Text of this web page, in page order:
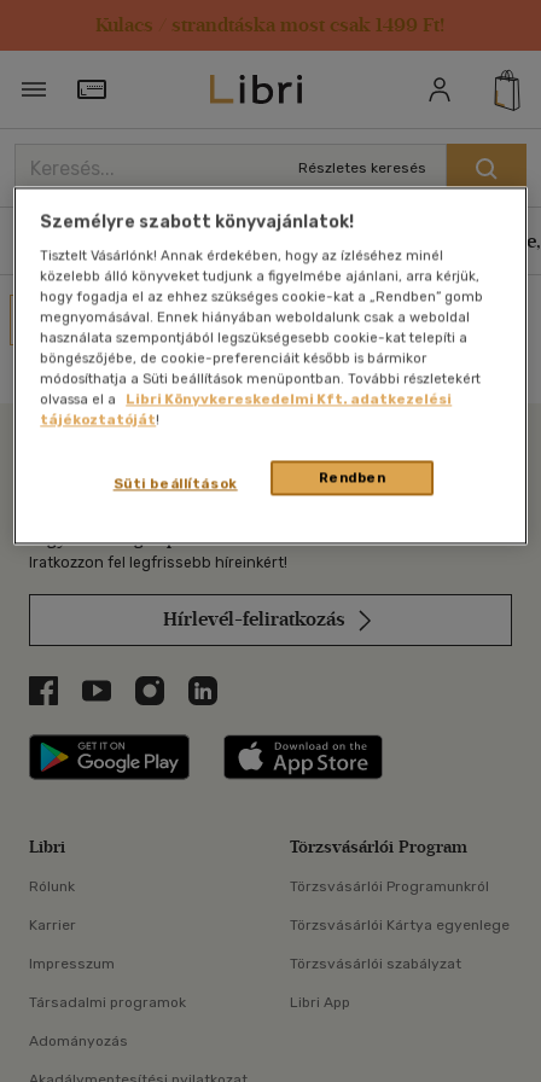
Kulacs / strandtáska most csak 1499 Ft!
Törzsvásárlói Kártya adatai
Részletes keresés
Művei
Nincs találat
Libri
Legyen mindig képben az irodalommal!
Iratkozzon fel legfrissebb híreinkért!
Hírlevél-feliratkozás
Libri a Facebookon
Libri a Youtube-on
Libri az Instagramon
Libri a LinkedInen
Libri applikáció Szerezd meg: Google
Libri
Rólunk
Karrier
Impresszum
Társadalmi programok
Adományozás
Törzsvásárlói Program
Törzsvásárlói Programunkról
Törzsvásárlói Kártya egyenlege
Törzsvásárlói szabályzat
Libri App
Személyre szabott könyvajánlatok!
Tisztelt Vásárlónk! Annak érdekében, hogy az ízléséhez minél
közelebb álló könyveket tudjunk a figyelmébe ajánlani, arra kérjük,
hogy fogadja el az ehhez szükséges cookie-kat a „Rendben” gomb
megnyomásával. Ennek hiányában weboldalunk csak a weboldal
használata szempontjából legszükségesebb cookie-kat telepíti a
böngészőjébe, de cookie-preferenciáit később is bármikor
módosíthatja a Süti beállítások menüpontban. További részletekért
olvassa el a
Libri Könyvkereskedelmi Kft. adatkezelési
tájékoztatóját!
Rendben
Süti beállítások